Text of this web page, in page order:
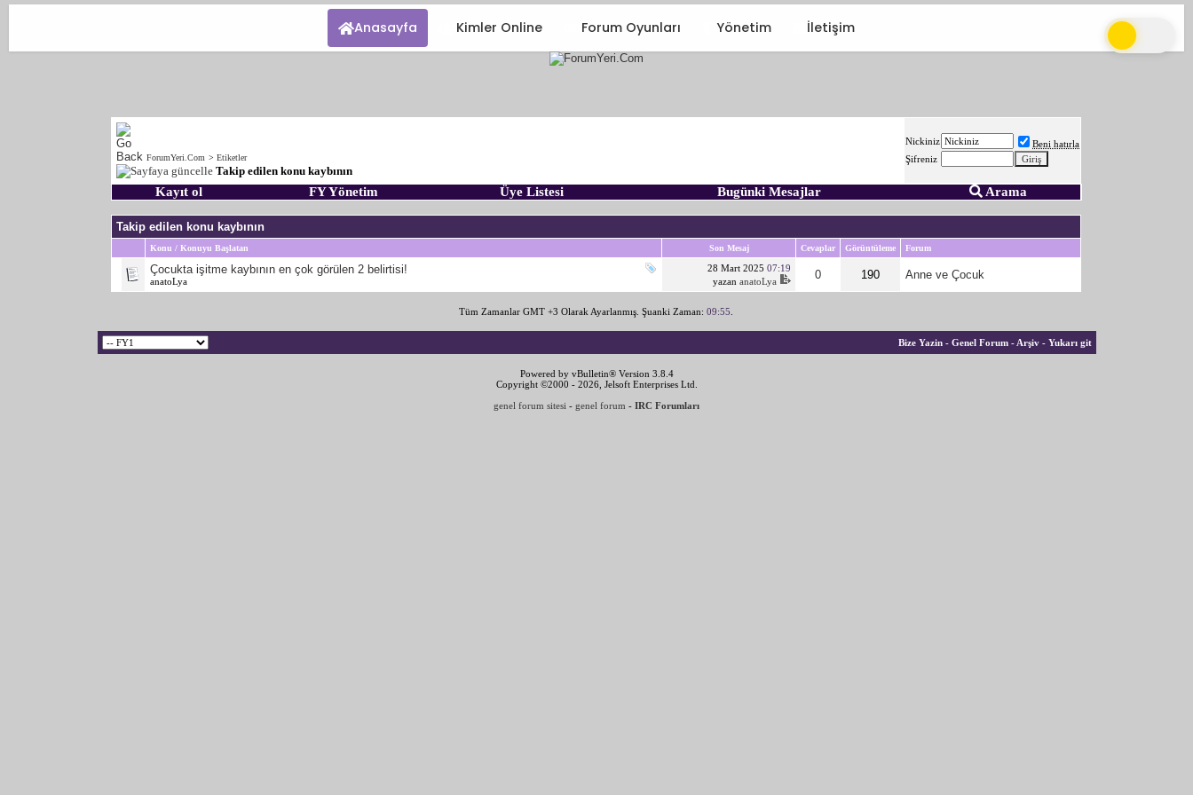
Anasayfa Kimler Online Forum Oyunları Yönetim İletişim
ForumYeri.Com >Etiketler
Takip edilen konu kaybının
Nickiniz
Beni hatırla
Şifreniz
Kayıt ol FY Yönetim Üye Listesi Bugünki Mesajlar Arama
Takip edilen konu kaybının
Konu / Konuyu Başlatan Son Mesaj Cevaplar Görüntüleme Forum
Çocukta işitme kaybının en çok görülen 2 belirtisi!
anatoLya
28 Mart 202507:19
yazananatoLya 0 190 Anne ve Çocuk
Tüm Zamanlar GMT +3 Olarak Ayarlanmış. Şuanki Zaman:09:55
Bize Yazin- Genel Forum- Arşiv- Yukarı git
Powered by vBulletin® Version 3.8.4
Copyright ©2000 - 2026, Jelsoft Enterprises Ltd.
genel forum sitesi - genel forum - IRC Forumları